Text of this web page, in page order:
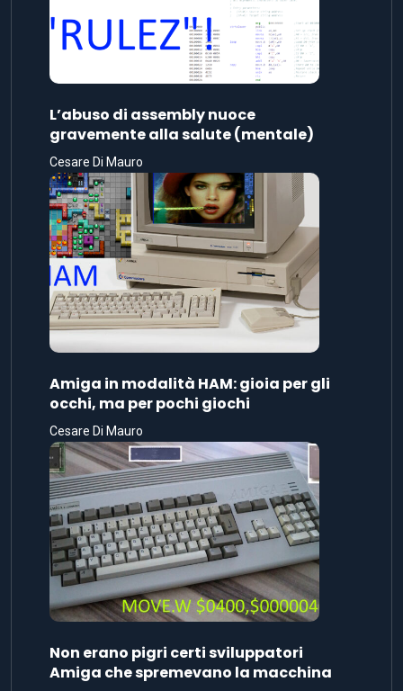
L’abuso di assembly nuoce
gravemente alla salute (mentale)
Cesare Di Mauro
Amiga in modalità HAM: gioia per gli
occhi, ma per pochi giochi
Cesare Di Mauro
Non erano pigri certi sviluppatori
Amiga che spremevano la macchina